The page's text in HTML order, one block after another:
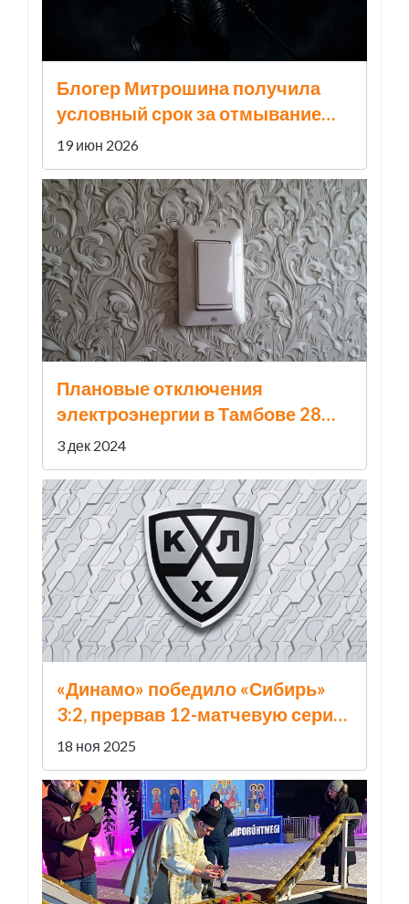
Блогер Митрошина получила
условный срок за отмывание
127 млн рублей
19 июн 2026
Плановые отключения
электроэнергии в Тамбове 28
ноября: Как подготовиться и что
ожидается
3 дек 2024
«Динамо» победило «Сибирь»
3:2, прервав 12-матчевую серию
поражений
18 ноя 2025